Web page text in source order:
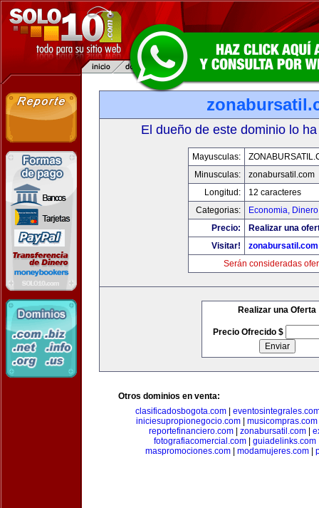
El dueño de este dominio lo
Mayusculas:
Minusculas:
zonabursatil.com
Longitud:
12 caracteres
Categorias:
Economia,
Precio:
Realizar una
Visitar!
zonabursatil.com
Serán consideradas
Realizar una Oferta
Precio Ofrecido $
Otros dominios en venta:
clasificadosbogota.com
iniciesupropionegocio.com
musicompras.com
reportefinanciero.com| zonabursatil.com|
fotografiacomercial.com
guiadelinks.com
maspromociones.com
modamujeres.com